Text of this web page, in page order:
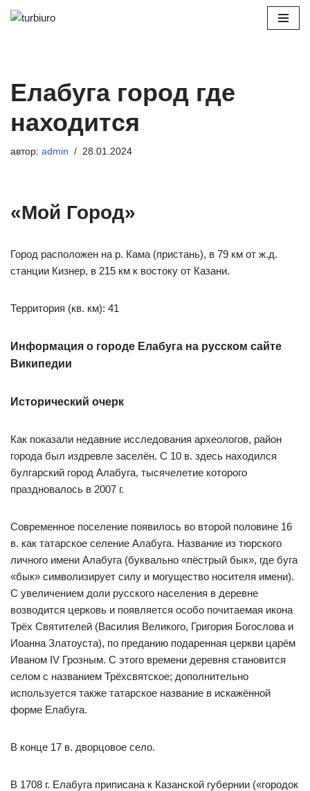
Елабуга город где
находится
автор: admin 28.01.2024
«Мой Город»
Город расположен на р. Кама (пристань), в 79 км от ж.д.
станции Кизнер, в 215 км к востоку от Казани.
Территория (кв. км): 41
Информация о городе Елабуга на русском сайте
Википедии
Исторический очерк
Как показали недавние исследования археологов, район
города был издревле заселён. С 10 в. здесь находился
булгарский город Алабуга, тысячелетие которого
праздновалось в 2007 г.
Современное поселение появилось во второй половине 16
в. как татарское селение Алабуга. Название из тюрского
личного имени Алабуга (буквально «пёстрый бык», где буга
«бык» символизирует силу и могущество носителя имени).
С увеличением доли русского населения в деревне
возводится церковь и появляется особо почитаемая икона
Трёх Святителей (Василия Великого, Григория Богослова и
Иоанна Златоуста), по преданию подаренная церкви царём
Иваном IV Грозным. С этого времени деревня становится
селом с названием Трёхсвятское; дополнительно
используется также татарское название в искажённой
форме Елабуга.
В конце 17 в. дворцовое село.
В 1708 г. Елабуга приписана к Казанской губернии («городок